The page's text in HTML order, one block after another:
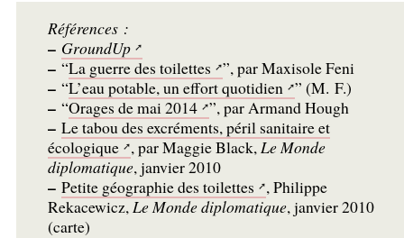
Références :
– GroundUp
–“La guerre des toilettes ”, par Maxisole Feni
–“L’eau potable, un effort quotidien ” (M. F.)
–“Orages de mai 2014 ”, par Armand Hough
– Le tabou des excréments, péril sanitaire et
écologique , par Maggie Black,Le Monde
diplomatique, janvier 2010
– Petite géographie des toilettes
, Philippe
Rekacewicz,Le Monde diplomatique, janvier 2010
(carte)